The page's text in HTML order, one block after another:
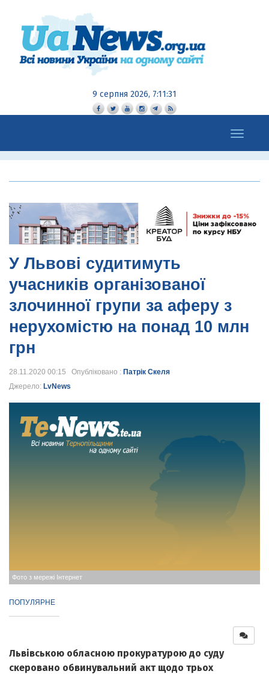
9 серпня 2026, 7:11:33
Toggle
navigation
У Львові судитимуть
учасників організованої
злочинної групи за аферу з
нерухомістю на понад 10 млн
грн
28.11.2020 00:15 Опубліковано : Патрік Скеля
Джерело: LvNews
Фото з мережі Інтернет
ПОПУЛЯРНЕ
Львівською обласною прокуратурою до суду
скеровано обвинувальний акт щодо трьох